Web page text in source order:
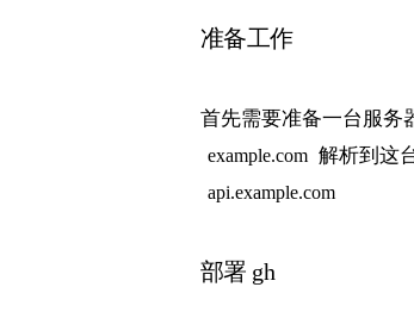
准备工作
首先需要准备一台服务
example.com 解析到这
api.example.com
部署 gh